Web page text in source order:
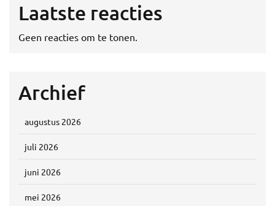
Laatste reacties
Geen reacties om te tonen.
Archief
augustus 2026
juli 2026
juni 2026
mei 2026